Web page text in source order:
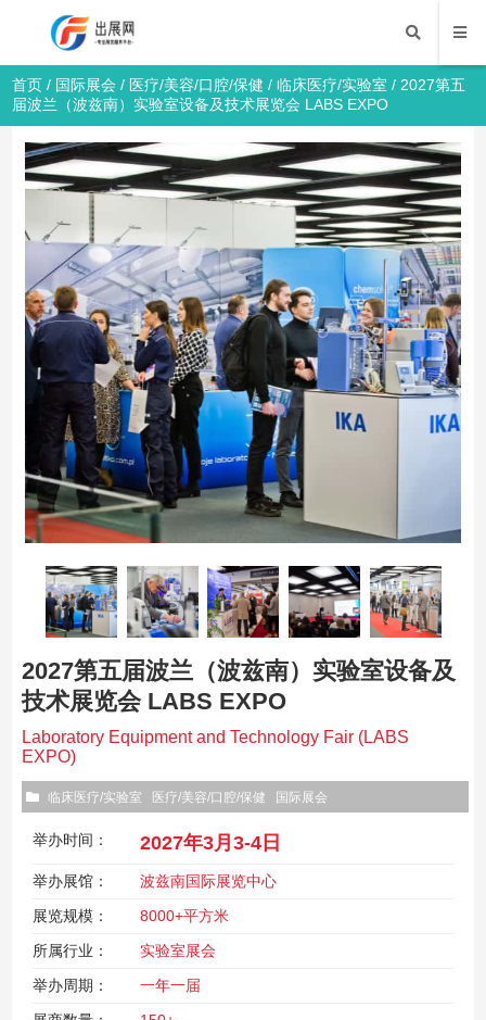
首页 / 国际展会 / 医疗/美容/口腔/保健 /临床医疗/实验室 / 2027第五
届波兰（波兹南）实验室设备及技术展览会 LABS EXPO
2027第五届波兰（波兹南）实验室设备及
技术展览会 LABS EXPO
Laboratory Equipment and Technology Fair (LABS
EXPO)
临床医疗/实验室 医疗/美容/口腔/保健 国际展会
举办时间： 2027年3月3-4日
举办展馆：
波兹南国际展览中心
展览规模：
8000+平方米
所属行业：
实验室展会
举办周期：
一年一届